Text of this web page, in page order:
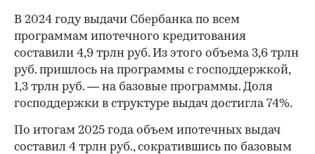
00:00 / 00:00
В 2024 году выдачи Сбербанка по всем
программам ипотечного кредитования
составили 4,9 трлн руб. Из этого объема 3,6 трлн
руб. пришлось на программы с господдержкой,
1,3 трлн руб. — на базовые программы. Доля
господдержки в структуре выдач достигла 74%.
По итогам 2025 года объем ипотечных выдач
составил 4 трлн руб., сократившись по базовым